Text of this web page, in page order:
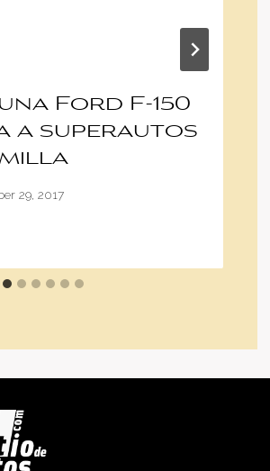
Ford F-150
a superautos
milla
29, 2017